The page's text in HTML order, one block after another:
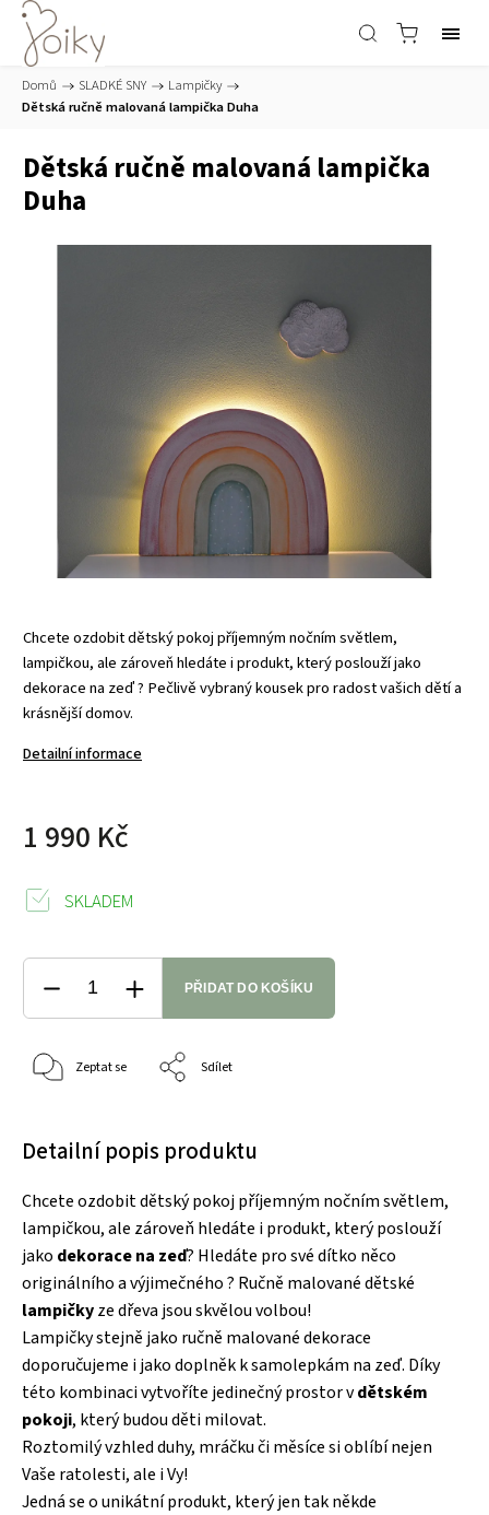
Domů / SLADKÉ SNY / Lampičky /
Dětská ručně malovaná lampička Duha
Dětská ručně malovaná lampička
Duha
Chcete ozdobit dětský pokoj příjemným nočním světlem,
lampičkou, ale zároveň hledáte i produkt, který poslouží jako
dekorace na zeď ? Pečlivě vybraný kousek pro radost vašich dětí a
krásnější domov.
Detailní informace
1 990 Kč
SKLADEM
PŘIDAT DO KOŠÍKU
Zeptat se Sdílet
Detailní popis produktu
Chcete ozdobit dětský pokoj příjemným nočním světlem,
lampičkou, ale zároveň hledáte i produkt, který poslouží
jako dekorace na zeď? Hledáte pro své dítko něco
originálního a výjimečného ? Ručně malované dětské
lampičkyze dřeva jsou skvělou volbou!
Lampičky stejně jako ručně malované dekorace
doporučujeme i jako doplněk k samolepkám na zeď. Díky
této kombinaci vytvoříte jedinečný prostor vdětském
pokoji, který budou děti milovat.
Roztomilý vzhled duhy, mráčku či měsíce si oblíbí nejen
Vaše ratolesti, ale i Vy!
Jedná se o unikátní produkt, který jen tak někde